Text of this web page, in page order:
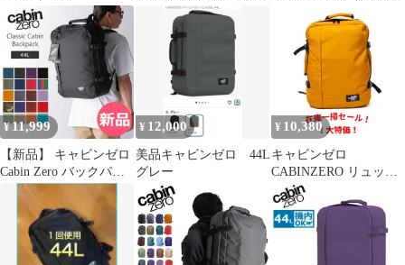
ロ] CLASSIC 36L【全4
¥11,999
【新品】 キャビンゼロ
Cabin Zero バックパッ
ク リュック バッグ ク
ラシック 44L 機内持ち
込み 旅行 出張 通勤 大
容量 アウトドア Classic
Cabin Backpack CZ06 カ
¥ 12,000
美品キャビンゼロ 44L
グレー
¥ 10,380
キャビンゼロ
CABINZERO リュック
サック ORANGE
CHILL CZ-061309